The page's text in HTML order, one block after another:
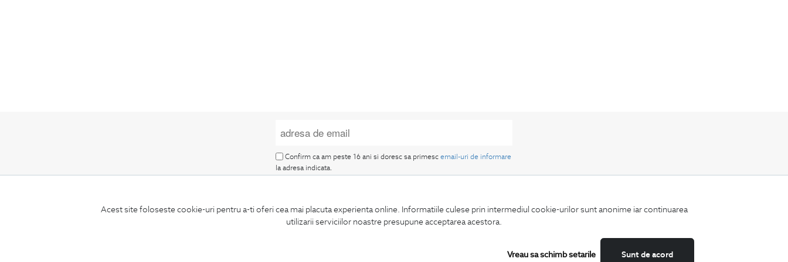
Acest site foloseste cookie-uri pentru a-ti oferi cea mai placuta experienta online. Informatiile culese prin intermediul cookie-urilor sunt anonime iar continuarea
utilizarii serviciilor noastre presupune acceptarea acestora.
Sunt de acord
Vreau sa schimb setarile
ABONEAZA-TE
LA NEWSLETTER
Confirm ca am peste 16 ani si doresc sa primescemail-uri de informare
la adresa indicata.